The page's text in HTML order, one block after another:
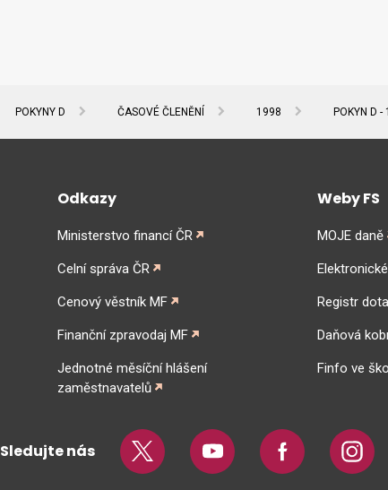
POKYNY D ČASOVÉ ČLENĚNÍ 1998 POKYN D -
Odkazy
Ministerstvo financí ČR
Celní správa ČR
Cenový věstník MF
Finanční zpravodaj MF
Jednotné měsíční hlášení
zaměstnavatelů
Weby FS
MOJE daně
Registr
Daňová
Finfo ve
Sledujte nás Twitter Youtube Facebook